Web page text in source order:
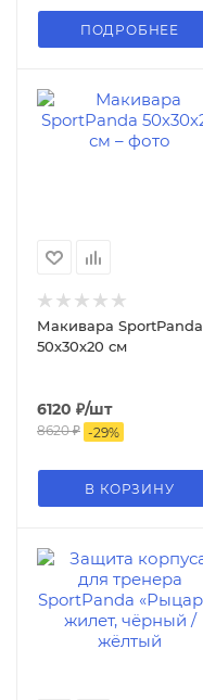
ПОДРОБНЕЕ
Макивара SportPanda
50х30х20 см
6120 ₽/шт
8620₽ -29%
В КОРЗИНУ